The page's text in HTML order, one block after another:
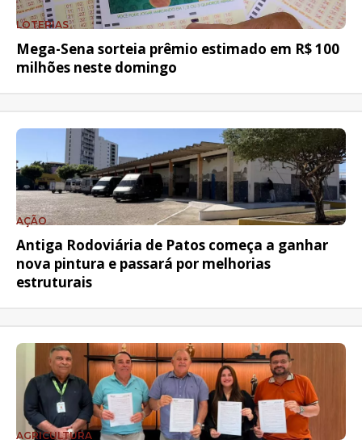
LOTERIAS
Mega-Sena sorteia prêmio estimado em R$ 100
milhões neste domingo
AÇÃO
Antiga Rodoviária de Patos começa a ganhar
nova pintura e passará por melhorias
estruturais
AGRICULTURA